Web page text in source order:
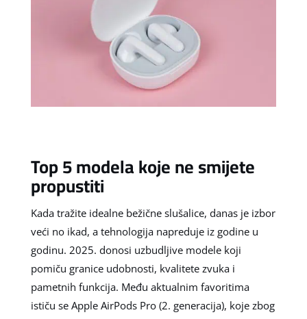
Top 5 modela koje ne smijete
propustiti
Kada tražite idealne bežične slušalice, danas je izbor
veći no ikad, a tehnologija napreduje iz godine u
godinu. 2025. donosi uzbudljive modele koji
pomiču granice udobnosti, kvalitete zvuka i
pametnih funkcija. Među aktualnim favoritima
ističu se Apple AirPods Pro (2. generacija), koje zbog